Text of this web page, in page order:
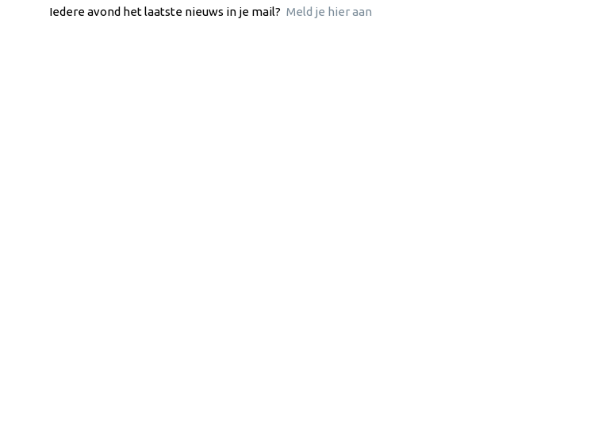
Iedere avond het laatste nieuws in je mail? Meld je hier aan